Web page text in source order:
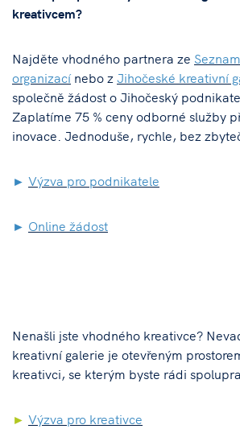
kreativcem?
Najděte vhodného partnera ze
organizacínebo zJihočeské kreativní
společně žádost o Jihočeský
Zaplatíme 75 % ceny odborné služby
inovace. Jednoduše, rychle, bez
► Výzva pro podnikatele
► Online žádost
Nenašli jste vhodného kreativce?
kreativní galerie je otevřeným
kreativci, se kterým byste rádi
► Výzva pro kreativce